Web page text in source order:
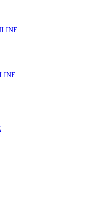
faz a diferença”
Cardio – Sintoniza-
da Bayer
ficar sem médico de
alerta associação
cancro do pulmão são
um investimento
de saúde”